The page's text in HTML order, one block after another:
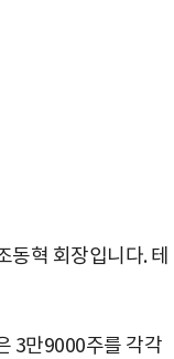
혁 회장입니다. 테
3만9000주를 각각